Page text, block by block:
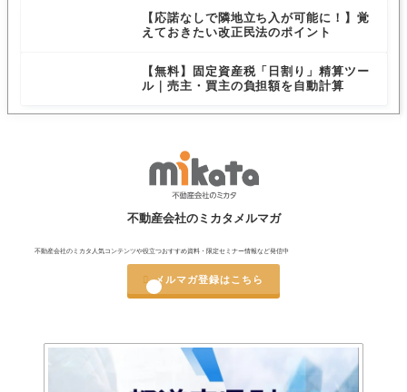
【応諾なしで隣地立ち入が可能に！】覚
えておきたい改正民法のポイント
【無料】固定資産税「日割り」精算ツー
ル｜売主・買主の負担額を自動計算
不動産会社のミカタメルマガ
不動産会社のミカタ人気コンテンツや役立つおすすめ資料・限定セミナー情報など発信中
 メルマガ登録はこちら